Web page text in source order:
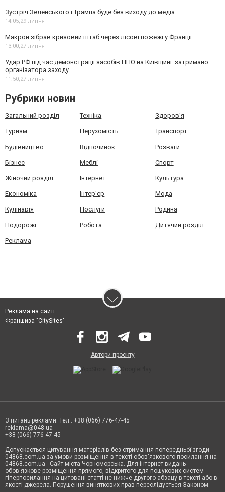
Зустріч Зеленського і Трампа буде без виходу до медіа
14:05,29 липня
Макрон зібрав кризовий штаб через лісові пожежі у Франції
13:00,27 липня
Удар РФ під час демонстрації засобів ППО на Київщині: затримано
організатора заходу
11:50,27 липня
Рубрики новин
Загальний розділ Техніка Здоров'я
Туризм Нерухомість Транспорт
Будівництво Відпочинок Розваги
Бізнес Меблі Спорт
Жіночий розділ Інтернет Культура
Економіка Інтер'єр Мода
Кулінарія Послуги Родина
Подорожі Робота Дитячий розділ
Реклама
Реклама на сайті
Франшиза "CitySites"
Автори проєкту
З питань реклами: Тел.: +38 (066) 776-47-45
reklama@048.ua
+38 (066) 776-47-45
Допускається цитування матеріалів без отримання попередньої згоди
04868.com.ua за умови розміщення в тексті обов'язкового посилання на
04868.com.ua - Сайт міста Чорноморська. Для інтернет-видань
обов'язкове розміщення прямого, відкритого для пошукових систем
гіперпосилання на цитовані статті не нижче другого абзацу в тексті або в
якості джерела. Порушення виняткових прав переслідується Законом.